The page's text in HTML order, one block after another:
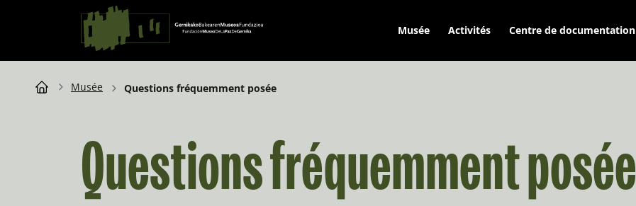
Saltar al contingut
Navigation principale
Musée Activités Centre de documentation
Breadcrumb
Musée Questions fréquemment posée
Questions fréquemment posée